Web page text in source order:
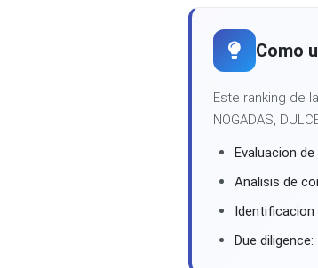
Como
Este ranking de
NOGADAS,
Evaluacion
Analisis de
Identificacion
Due diligence: